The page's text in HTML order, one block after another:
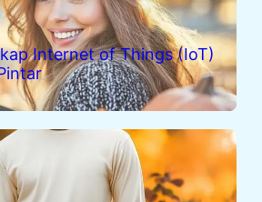
Internet of Things (IoT)